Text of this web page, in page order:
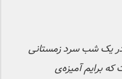
در یک شب سرد زمستانی
برایم آمیزه‌ی